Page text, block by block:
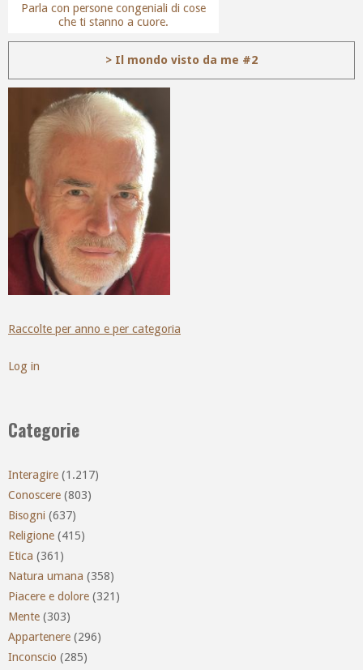
Parla con persone congeniali di cose
che ti stanno a cuore.
> Il mondo visto da me #2
Raccolte per anno e per categoria
Log in
Categorie
Interagire (1.217)
Conoscere (803)
Bisogni (637)
Religione (415)
Etica (361)
Natura umana (358)
Piacere e dolore (321)
Mente (303)
Appartenere (296)
Inconscio (285)